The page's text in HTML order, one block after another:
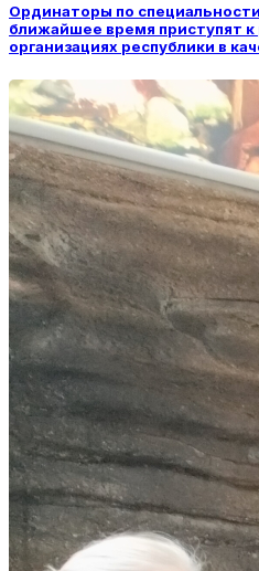
Ординаторы по
ближайшее время приступят
организациях республики в